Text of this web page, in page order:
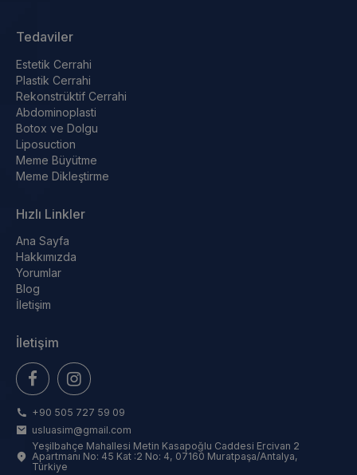
Tedaviler
Estetik Cerrahi
Plastik Cerrahi
Rekonstrüktif Cerrahi
Abdominoplasti
Botox ve Dolgu
Liposuction
Meme Büyütme
Meme Dikleştirme
Hızlı Linkler
Ana Sayfa
Hakkımızda
Yorumlar
Blog
İletişim
İletişim
+90 505 727 59 09
usluasim@gmail.com
Yeşilbahçe Mahallesi Metin Kasapoğlu Caddesi Ercivan 2
Apartmanı No: 45 Kat :2 No: 4, 07160 Muratpaşa/Antalya,
Türkiye